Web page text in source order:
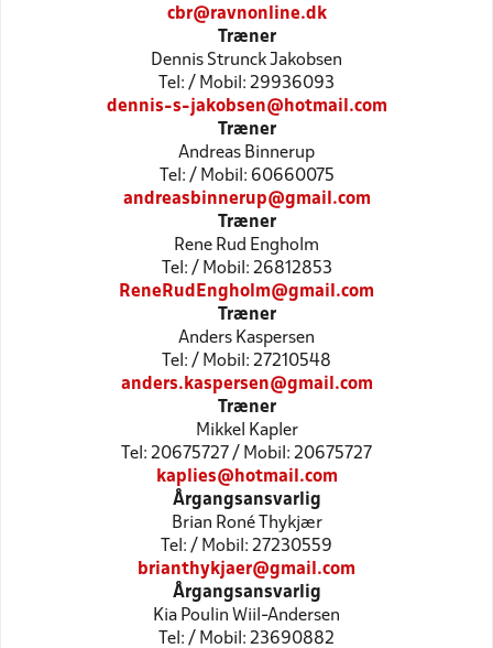
cbr@ravnonline.dk
Træner
Dennis Strunck Jakobsen
Tel: / Mobil: 29936093
dennis-s-jakobsen@hotmail.com
Træner
Andreas Binnerup
Tel: / Mobil: 60660075
andreasbinnerup@gmail.com
Træner
Rene Rud Engholm
Tel: / Mobil: 26812853
ReneRudEngholm@gmail.com
Træner
Anders Kaspersen
Tel: / Mobil: 27210548
anders.kaspersen@gmail.com
Træner
Mikkel Kapler
Tel: 20675727 / Mobil: 20675727
kaplies@hotmail.com
Årgangsansvarlig
Brian Roné Thykjær
Tel: / Mobil: 27230559
brianthykjaer@gmail.com
Årgangsansvarlig
Kia Poulin Wiil-Andersen
Tel: / Mobil: 23690882